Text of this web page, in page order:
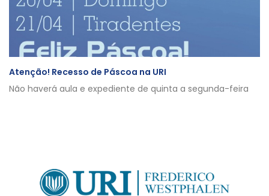
Atenção! Recesso de Páscoa na URI
Não haverá aula e expediente de quinta a segunda-feira